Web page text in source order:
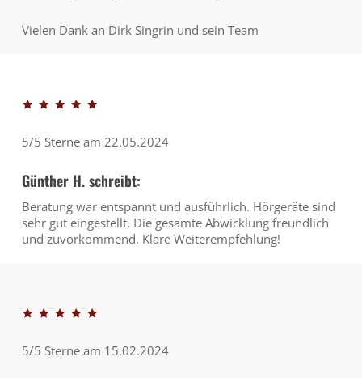
Vielen Dank an Dirk Singrin und sein Team
5/5 Sterne am 22.05.2024
Günther H. schreibt:
Beratung war entspannt und ausführlich. Hörgeräte sind
sehr gut eingestellt. Die gesamte Abwicklung freundlich
und zuvorkommend. Klare Weiterempfehlung!
5/5 Sterne am 15.02.2024